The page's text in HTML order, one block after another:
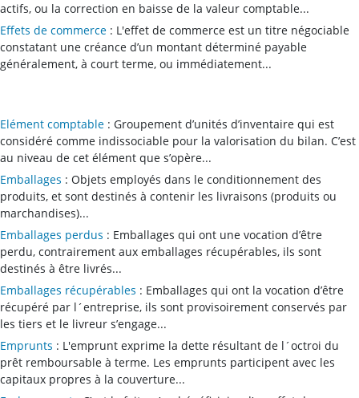
actifs, ou la correction en baisse de la valeur comptable...
Effets de commerce : L'effet de commerce est un titre négociable
constatant une créance d’un montant déterminé payable
généralement, à court terme, ou immédiatement...
Elément comptable : Groupement d’unités d’inventaire qui est
considéré comme indissociable pour la valorisation du bilan. C’est
au niveau de cet élément que s’opère...
Emballages : Objets employés dans le conditionnement des
produits, et sont destinés à contenir les livraisons (produits ou
marchandises)...
Emballages perdus : Emballages qui ont une vocation d’être
perdu, contrairement aux emballages récupérables, ils sont
destinés à être livrés...
Emballages récupérables : Emballages qui ont la vocation d’être
récupéré par l´entreprise, ils sont provisoirement conservés par
les tiers et le livreur s’engage...
Emprunts : L'emprunt exprime la dette résultant de l´octroi du
prêt remboursable à terme. Les emprunts participent avec les
capitaux propres à la couverture...